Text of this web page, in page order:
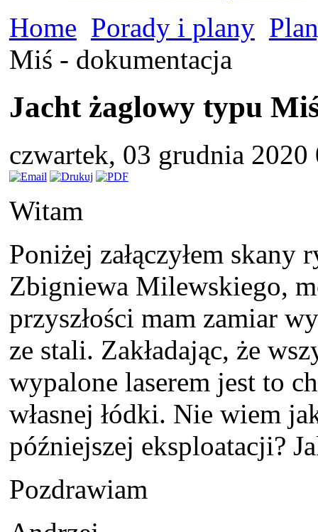
Home Porady i plany
Miś - dokumentacja
Jacht żaglowy typu
czwartek, 03 grudnia
Witam
Poniżej załączyłem
Zbigniewa Milewskiego,
przyszłości mam zamiar
ze stali. Zakładając, że
wypalone laserem jest to
własnej łódki. Nie wiem
późniejszej eksploatacji?
Pozdrawiam